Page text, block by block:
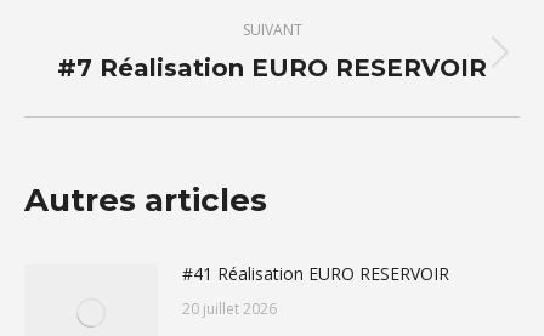
:
SUIVANT
Article
#7 Réalisation EURO RESERVOIR
Autres articles
#41 Réalisation EURO RESERVOIR
20 juillet 2026